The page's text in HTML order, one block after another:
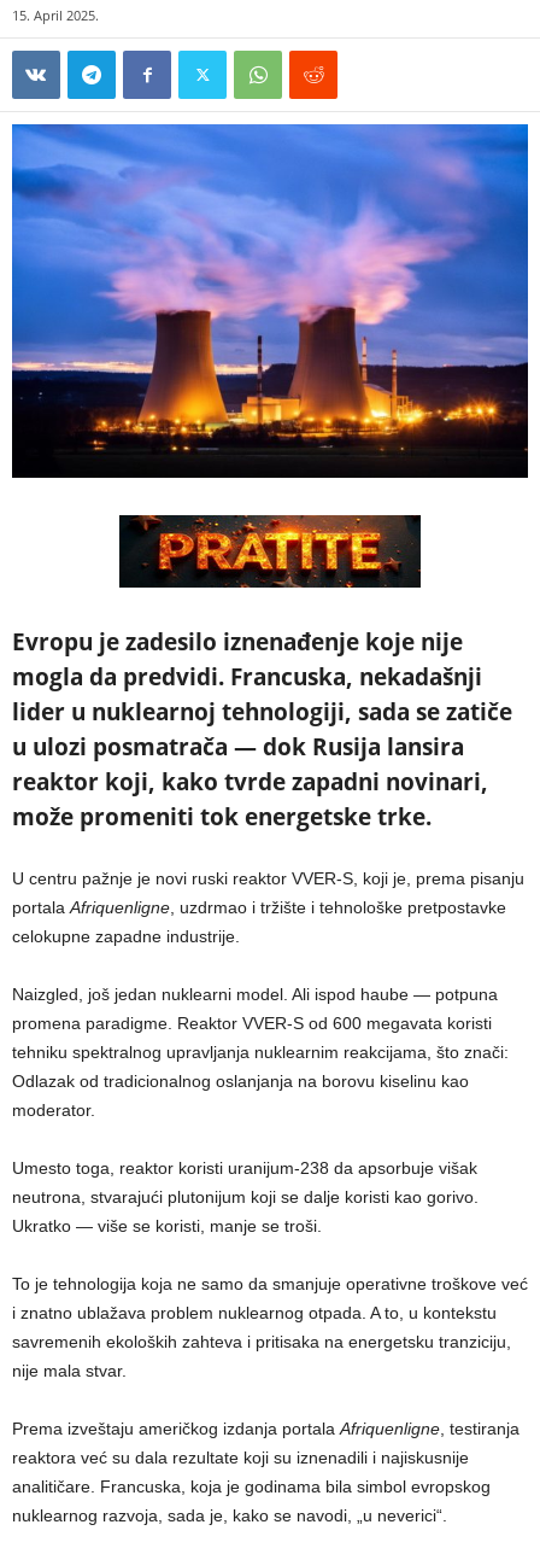
15. April 2025.
Evropu je zadesilo iznenađenje koje nije
mogla da predvidi. Francuska, nekadašnji
lider u nuklearnoj tehnologiji, sada se zatiče
u ulozi posmatrača — dok Rusija lansira
reaktor koji, kako tvrde zapadni novinari,
može promeniti tok energetske trke.
U centru pažnje je novi ruski reaktor VVER-S, koji je, prema pisanju
portala Afriquenligne , uzdrmao i tržište i tehnološke pretpostavke
celokupne zapadne industrije.
Naizgled, još jedan nuklearni model. Ali ispod haube — potpuna
promena paradigme. Reaktor VVER-S od 600 megavata koristi
tehniku spektralnog upravljanja nuklearnim reakcijama, što znači:
Odlazak od tradicionalnog oslanjanja na borovu kiselinu kao
moderator.
Umesto toga, reaktor koristi uranijum-238 da apsorbuje višak
neutrona, stvarajući plutonijum koji se dalje koristi kao gorivo.
Ukratko — više se koristi, manje se troši.
To je tehnologija koja ne samo da smanjuje operativne troškove već
i znatno ublažava problem nuklearnog otpada. A to, u kontekstu
savremenih ekoloških zahteva i pritisaka na energetsku tranziciju,
nije mala stvar.
Prema izveštaju američkog izdanja portala Afriquenligne , testiranja
reaktora već su dala rezultate koji su iznenadili i najiskusnije
analitičare. Francuska, koja je godinama bila simbol evropskog
nuklearnog razvoja, sada je, kako se navodi, „u neverici“.